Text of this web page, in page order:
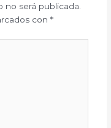
no será publicada.
con *